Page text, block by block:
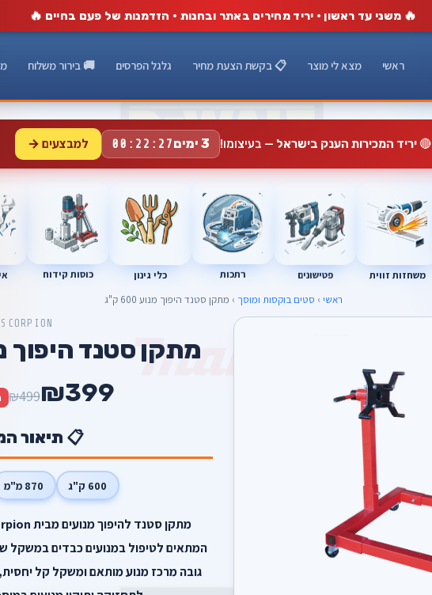
🔥 משני עד ראשון · יריד מחירים באתר ובחנות · הזדמנות של פעם בחיים 🔥
ראשי מצא לי מוצר 📋 בקשת הצעת מחיר גלגל הפרסים 🚚 בירור משלוח
🔴יריד המכירות הענק בישראל — בעיצומו! 3 ימים 00:22:26 למבצעים →
משחזות זווית פטישונים רתכות כלי גינון כוסות קידוח
ראשי › סטים בוקסות ומוסך › מתקן סטנד היפוך מנוע 600 ק"ג
SCORPION
מתקן סטנד היפוך מנוע
₪399
₪499
📋 תיאור
600 ק"ג 870 מ"מ
גובה מרכז מנוע מותאם ומשקל קל